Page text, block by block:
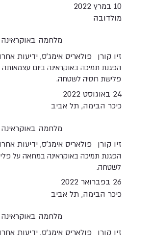
10 במרץ 2022
מולדובה
מלחמה באוקראינה
פולאריס אימג'ס, ידיעות
זיו קורן
הפגנת תמיכה באוקראינה ביום
פלישת רוסיה לשטחה.
24 באוגוסט 2022
כיכר הבימה, תל אביב
מלחמה באוקראינה
פולאריס אימג'ס, ידיעות
זיו קורן
הפגנת תמיכה באוקראינה במחאה על
לשטחה.
26 בפברואר 2022
כיכר הבימה, תל אביב
מלחמה באוקראינה
פולאריס אימג'ס, ידיעות
זיו קורן